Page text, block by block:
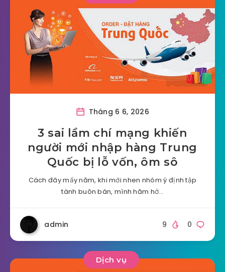
Tháng 6 6, 2026
3 sai lầm chí mạng khiến
người mới nhập hàng Trung
Quốc bị lỗ vốn, ôm sô
Cách đây mấy năm, khi mới nhen nhóm ý định tập
tành buôn bán, mình hăm hở…
admin 0
9
Dịch vụ